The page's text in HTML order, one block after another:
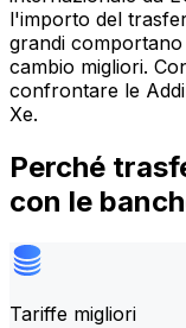
l'importo del
grandi comportano
cambio migliori.
confrontare le
Xe.
Perché
con le
Tariffe migliori